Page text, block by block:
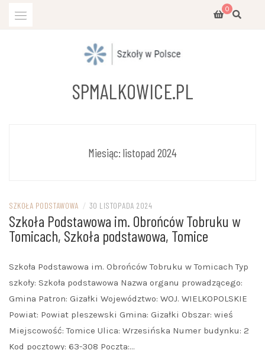
0
SPMALKOWICE.PL
Miesiąc: listopad 2024
SZKOŁA PODSTAWOWA / 30 LISTOPADA 2024
Szkoła Podstawowa im. Obrońców Tobruku w
Tomicach, Szkoła podstawowa, Tomice
Szkoła Podstawowa im. Obrońców Tobruku w Tomicach Typ
szkoły: Szkoła podstawowa Nazwa organu prowadzącego:
Gmina Patron: Gizałki Województwo: WOJ. WIELKOPOLSKIE
Powiat: Powiat pleszewski Gmina: Gizałki Obszar: wieś
Miejscowość: Tomice Ulica: Wrzesińska Numer budynku: 2
Kod pocztowy: 63-308 Poczta:…